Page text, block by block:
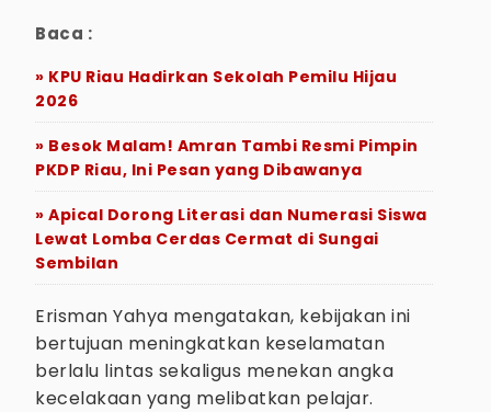
Baca :
» KPU Riau Hadirkan Sekolah Pemilu Hijau
2026
» Besok Malam! Amran Tambi Resmi Pimpin
PKDP Riau, Ini Pesan yang Dibawanya
» Apical Dorong Literasi dan Numerasi Siswa
Lewat Lomba Cerdas Cermat di Sungai
Sembilan
Erisman Yahya mengatakan, kebijakan ini
bertujuan meningkatkan keselamatan
berlalu lintas sekaligus menekan angka
kecelakaan yang melibatkan pelajar.